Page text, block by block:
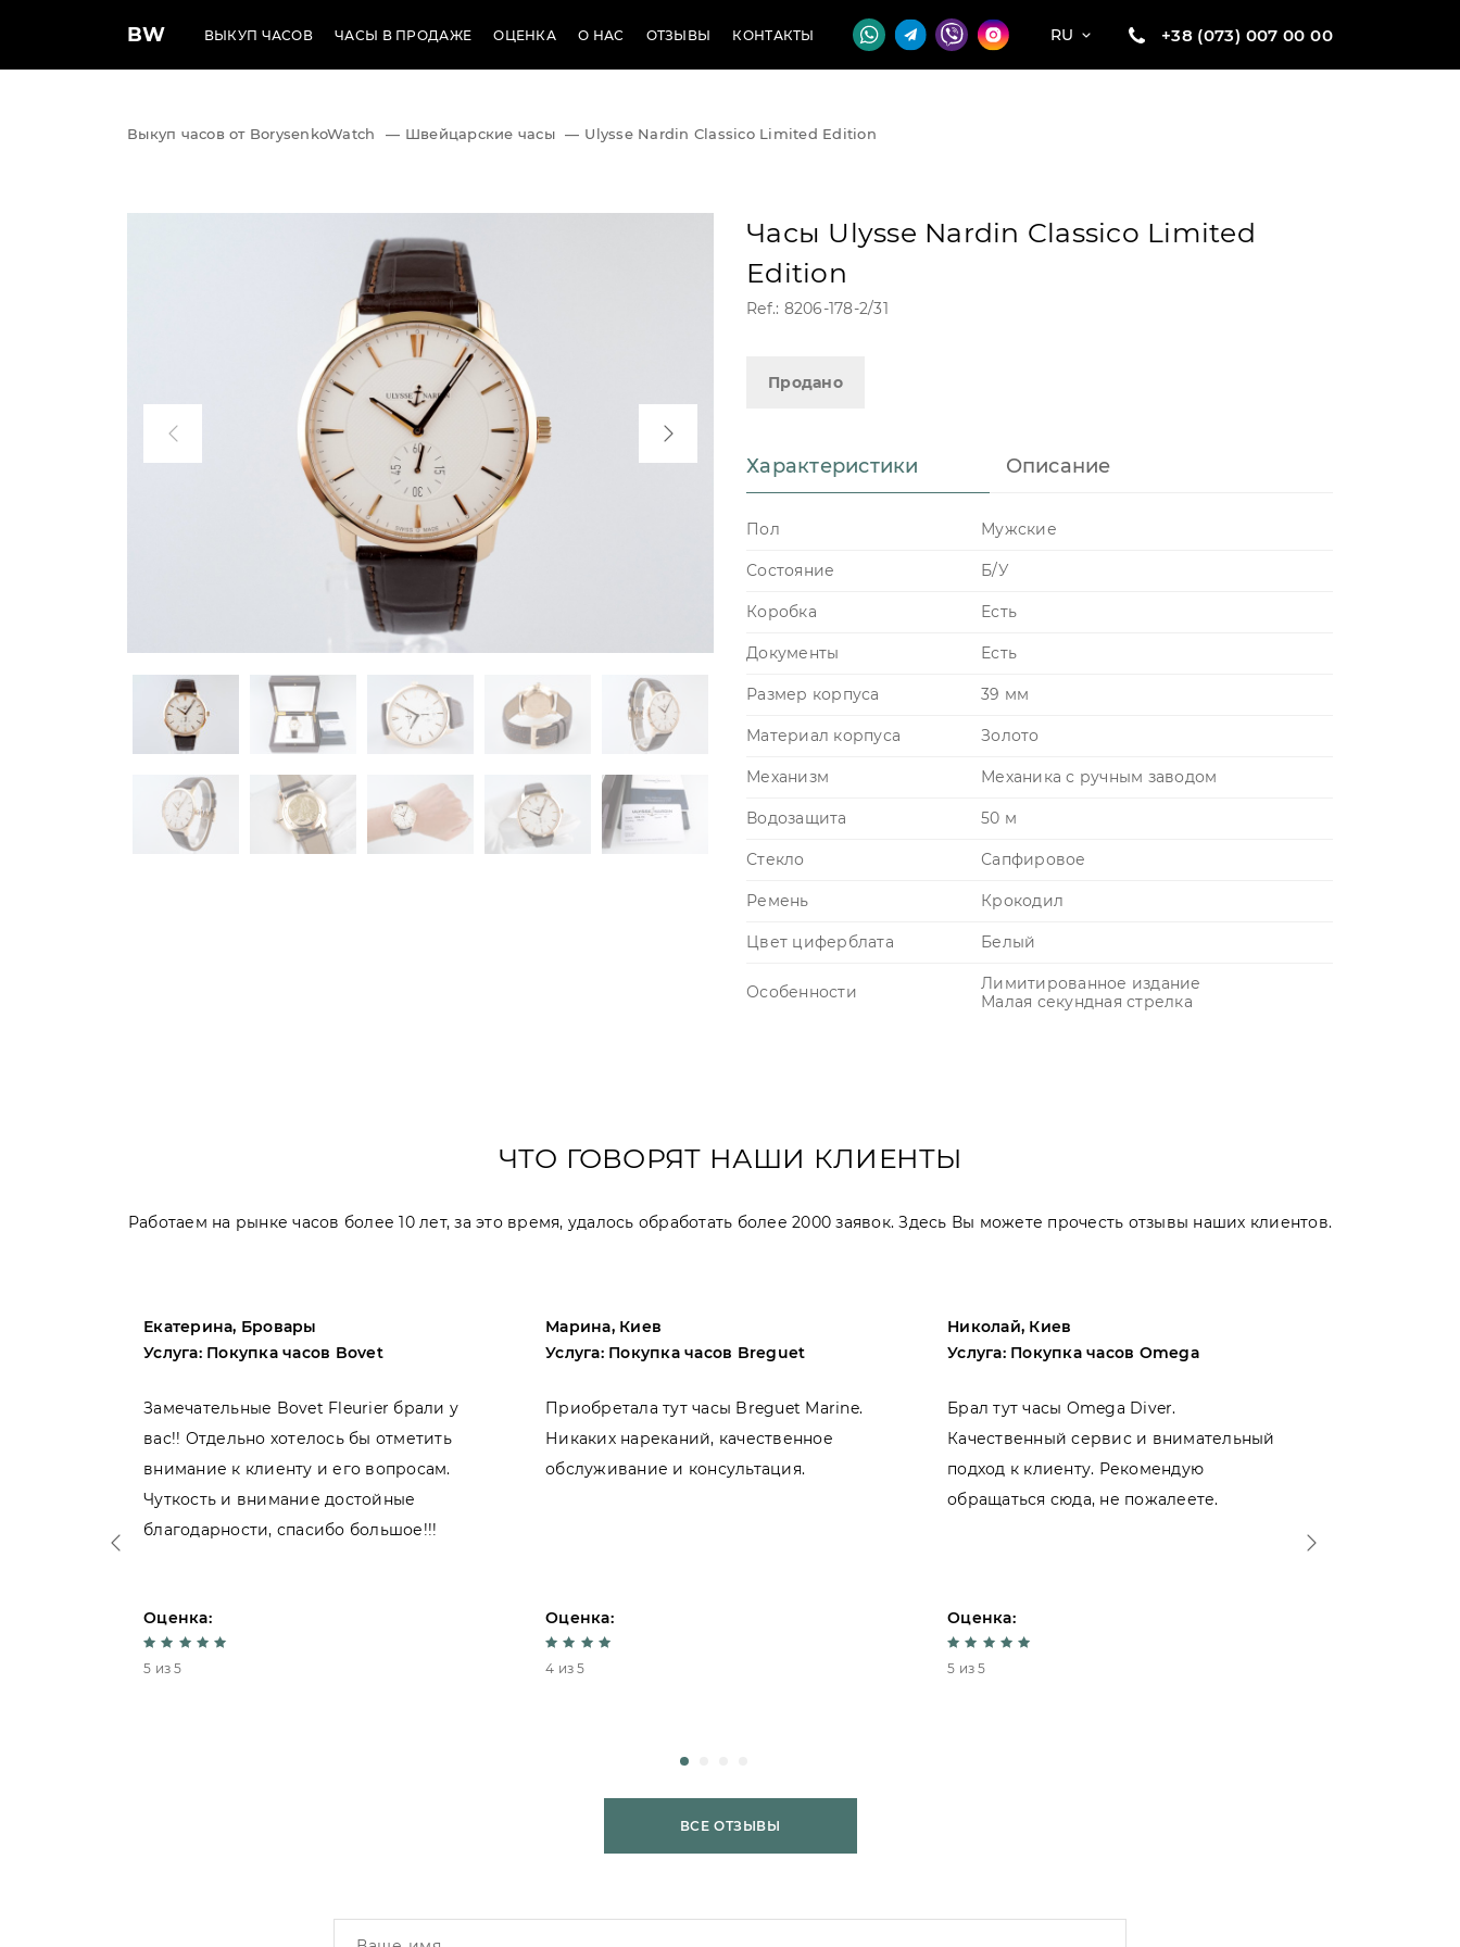
BW ВЫКУП ЧАСОВ ЧАСЫ В ПРОДАЖЕ ОЦЕНКА О НАС ОТЗЫВЫ КОНТАКТЫ RU +38 (073) 007 00 00
Выкуп часов от BorysenkoWatch — Швейцарские часы — Ulysse Nardin Classico Limited Edition
Часы Ulysse Nardin Classico Limited
Edition
Ref.: 8206-178-2/31
Продано
Характеристики Описание
Пол Мужские
Состояние Б/У
Коробка Есть
Документы Есть
Размер корпуса 39 мм
Материал корпуса Золото
Механизм Механика с ручным заводом
Водозащита 50 м
Стекло Сапфировое
Ремень Крокодил
Цвет циферблата Белый
Особенности
Лимитированное издание
Малая секундная стрелка
ЧТО ГОВОРЯТ НАШИ КЛИЕНТЫ
Работаем на рынке часов более 10 лет, за это время, удалось обработать более 2000 заявок. Здесь Вы можете прочесть отзывы наших клиентов.
Екатерина, Бровары
Услуга: Покупка часов Bovet
Замечательные Bovet Fleurier брали у
вас!! Отдельно хотелось бы отметить
внимание к клиенту и его вопросам.
Чуткость и внимание достойные
благодарности, спасибо большое!!!
Оценка:
5 из 5
Марина, Киев
Услуга: Покупка часов Breguet
Приобретала тут часы Breguet Marine.
Никаких нареканий, качественное
обслуживание и консультация.
Оценка:
4 из 5
Николай, Киев
Услуга: Покупка часов Omega
Брал тут часы Omega Diver.
Качественный сервис и внимательный
подход к клиенту. Рекомендую
обращаться сюда, не пожалеете.
Оценка:
5 из 5
ВСЕ ОТЗЫВЫ